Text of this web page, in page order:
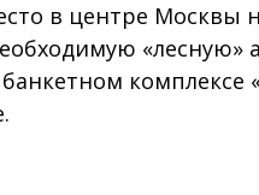
в центре Москвы
«лесную»
комплексе